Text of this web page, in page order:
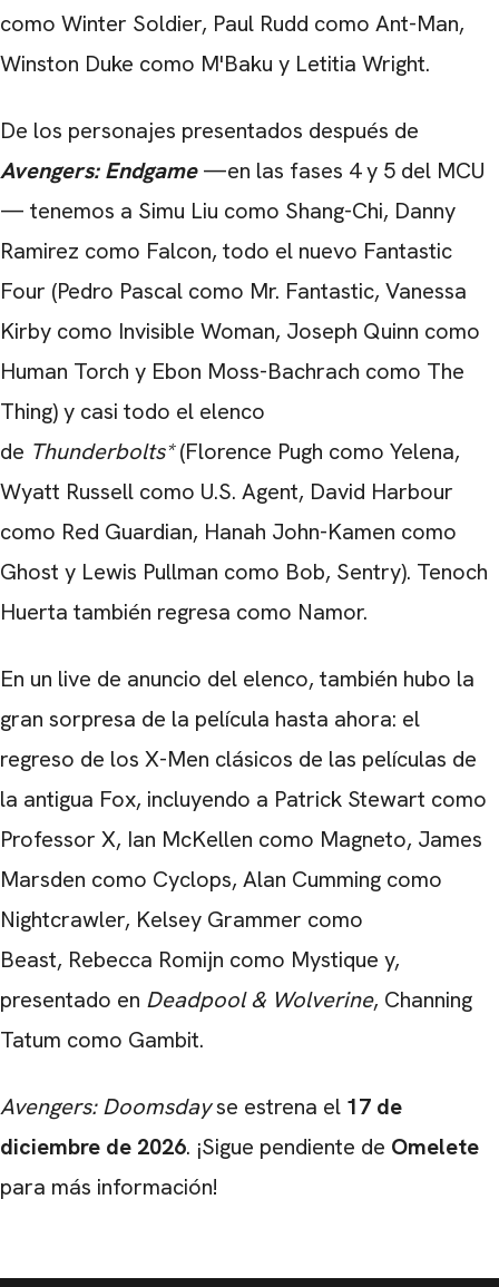
como Winter Soldier, Paul Rudd como Ant-Man,
Winston Duke como M'Baku y Letitia Wright.
De los personajes presentados después de
Avengers: Endgame—en las fases 4 y 5 del MCU
— tenemos a Simu Liu como Shang-Chi, Danny
Ramirez como Falcon, todo el nuevo Fantastic
Four (Pedro Pascal como Mr. Fantastic, Vanessa
Kirby como Invisible Woman, Joseph Quinn como
Human Torch y Ebon Moss-Bachrach como The
Thing) y casi todo el elenco
de Thunderbolts*(Florence Pugh como Yelena,
Wyatt Russell como U.S. Agent, David Harbour
como Red Guardian, Hanah John-Kamen como
Ghost y Lewis Pullman como Bob, Sentry). Tenoch
Huerta también regresa como Namor.
En un live de anuncio del elenco, también hubo la
gran sorpresa de la película hasta ahora: el
regreso de los X-Men clásicos de las películas de
la antigua Fox, incluyendo a Patrick Stewart como
Professor X, Ian McKellen como Magneto, James
Marsden como Cyclops, Alan Cumming como
Nightcrawler, Kelsey Grammer como
Beast, Rebecca Romijn como Mystique y,
presentado en Deadpool & Wolverine, Channing
Tatum como Gambit.
Avengers: Doomsdayse estrena el 17 de
diciembre de 2026. ¡Sigue pendiente de Omelete
para más información!